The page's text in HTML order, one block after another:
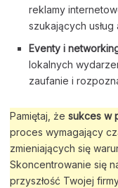
reklamy
szukających
Eventy i
lokalnych
zaufanie i
Pamiętaj, że sukces w
proces wymagający
zmieniających się
Skoncentrowanie się
przyszłość Twojej